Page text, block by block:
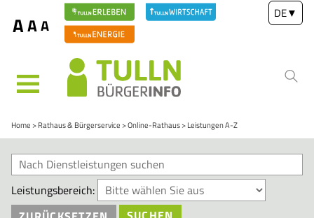
AAA
DE▼
MENÜ
Home Rathaus & Bürgerservice Online-Rathaus Leistungen A-Z
Leistungsbereich: